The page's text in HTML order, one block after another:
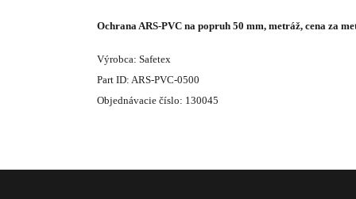
Ochrana ARS-PVC na popruh 50 mm, metráž, cena za
Výrobca: Safetex
Part ID: ARS-PVC-0500
Objednávacie číslo: 130045